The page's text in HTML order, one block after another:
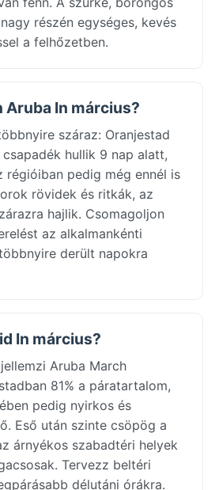
részén egységes, kevés
a felhőzetben.
Aruba In március?
száraz: Oranjestad
hullik 9 nap alatt,
régióiban pedig még ennél is
rövidek és ritkák, az
hajlik. Csomagoljon
az alkalmankénti
derült napokra
In március?
Aruba March
81% a páratartalom,
pedig nyirkos és
Eső után szinte csöpög a
árnyékos szabadtéri helyek
Tervezz beltéri
délutáni órákra.